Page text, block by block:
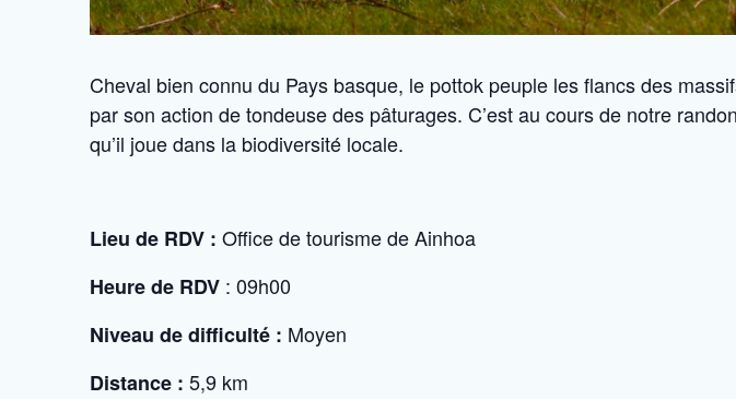
Cheval bien connu du Pays basque, le pottok peuple les flancs des
par son action de tondeuse des pâturages. C’est au cours de notre
qu’il joue dans la biodiversité locale.
Lieu de RDV : Office de tourisme de Ainhoa
Heure de RDV : 09h00
Niveau de difficulté : Moyen
Distance : 5,9 km